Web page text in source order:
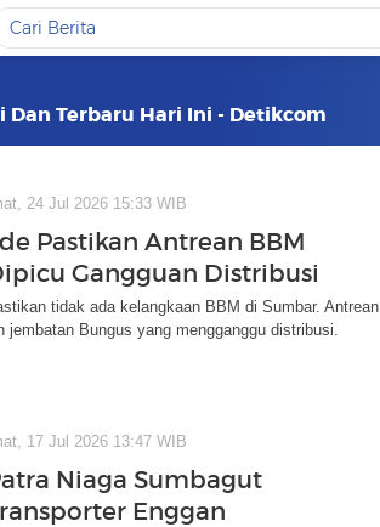
Terbaru Hari Ini - Detikcom
24 Jul 2026 15:33 WIB
Pastikan Antrean BBM
Gangguan Distribusi
tidak ada kelangkaan BBM di Sumbar. Antrean
jembatan Bungus yang mengganggu distribusi.
17 Jul 2026 13:47 WIB
Niaga Sumbagut
Enggan